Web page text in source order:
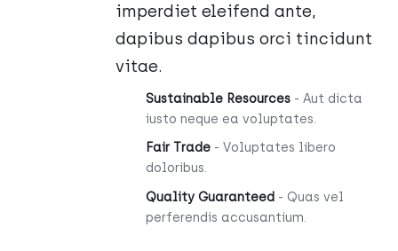
imperdiet eleifend ante,
dapibus dapibus orci tincidunt
vitae.
Sustainable Resources- Aut dicta
iusto neque ea voluptates.
Fair Trade- Voluptates libero
doloribus.
Quality Guaranteed - Quas vel
perferendis accusantium.